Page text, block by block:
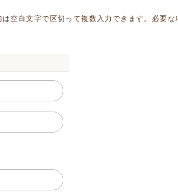
空白文字で区切って複数入力できます。必要